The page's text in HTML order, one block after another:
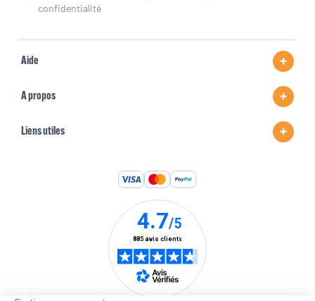
confidentialité
Aide
A propos
Liens utiles